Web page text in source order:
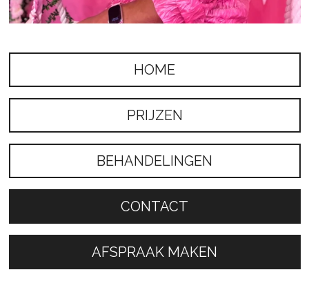
HOME
PRIJZEN
BEHANDELINGEN
CONTACT
AFSPRAAK MAKEN